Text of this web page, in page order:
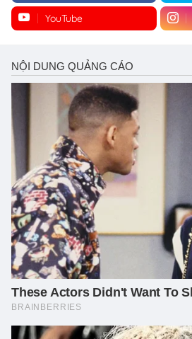
YouTube